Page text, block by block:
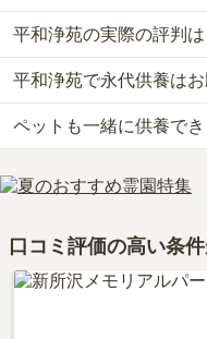
らお求めいただけます。
なお、平和浄苑がある埼玉
別途）、永代供養墓が約58
お墓は、価格が高いものが
きる場所を選ぶことです。
公共交通機関の場合、西武
分です。
車の場合、関越自動車道「
詳しいルートや地図は、本
確認ください。
平和浄苑の実際の評判
当サイトに寄せられた総合
高く評価されています。
利用者様からは「霊園の近
はない。お供え物は飲み物
分程度走ると飲食店などは
平和浄苑で永代供養は
はい、平和浄苑は永代供養
費用は、約14.5万円からと
平和浄苑がある埼玉県の永
永代供養について詳しく知
ペットも一緒に供養でき
はい、平和浄苑はペット供
大切な家族の一員であるペ
口コミ評価の高い条